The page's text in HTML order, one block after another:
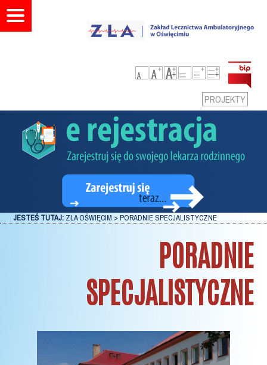
PROJEKTY
JESTEŚ TUTAJ: ZLA OŚWIĘCIM >PORADNIE SPECJALISTYCZNE
PORADNIE
SPECJALISTYCZNE